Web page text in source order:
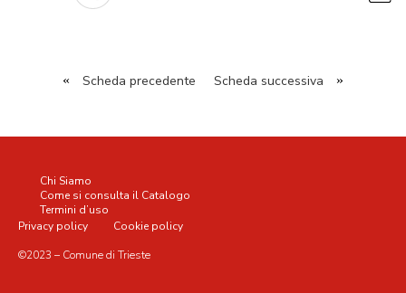
« Scheda precedente Scheda successiva »
©2023 – Comune di Trieste
Chi Siamo
Come si consulta il Catalogo
Termini d’uso
Privacy policy
Cookie policy